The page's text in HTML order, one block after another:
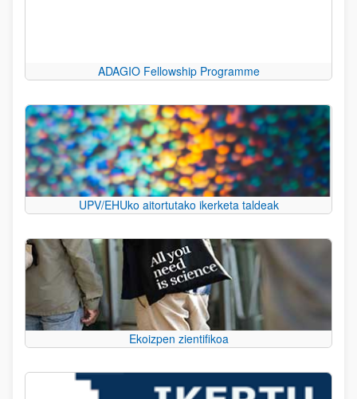
ADAGIO Fellowship Programme
UPV/EHUko aitortutako ikerketa taldeak
Ekoizpen zientifikoa